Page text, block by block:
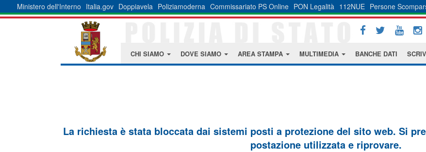
Ministero dell'Interno Italia.gov Doppiavela Poliziamoderna Commissariato PS Online PON Legalità 112NUE Persone
CHI SIAMO DOVE SIAMO AREA STAMPA MULTIMEDIA BANCHE DATI
La richiesta è stata bloccata dai sistemi posti a protezione del sito web. Si
postazione utilizzata e riprovare.